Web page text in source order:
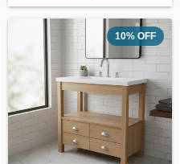
10% OFF